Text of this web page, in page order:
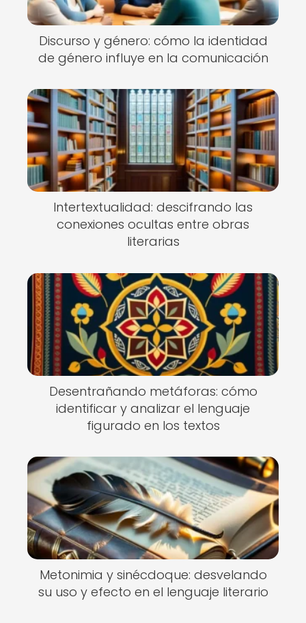
Discurso y género: cómo la identidad
de género influye en la comunicación
Intertextualidad: descifrando las
conexiones ocultas entre obras
literarias
Desentrañando metáforas: cómo
identificar y analizar el lenguaje
figurado en los textos
Metonimia y sinécdoque: desvelando
su uso y efecto en el lenguaje literario